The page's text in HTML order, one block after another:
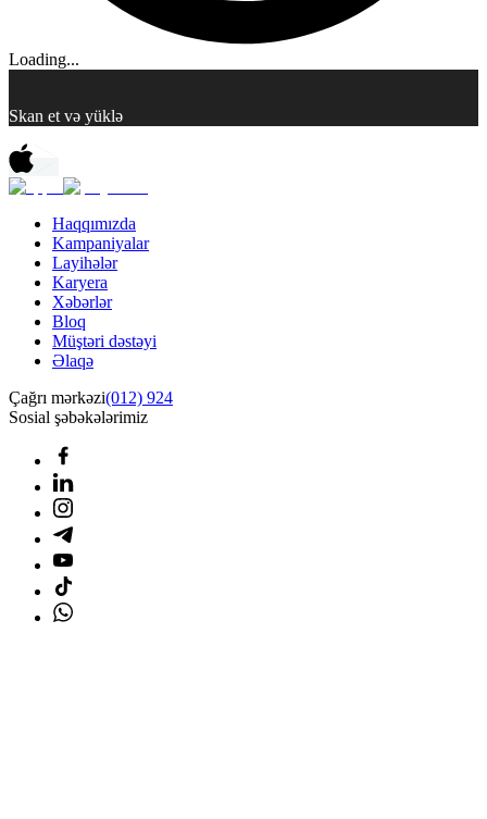
Loading...
Skan et və yüklə
Haqqımızda
Kampaniyalar
Layihələr
Karyera
Xəbərlər
Bloq
Müştəri dəstəyi
Əlaqə
Çağrı mərkəzi(012) 924
Sosial şəbəkələrimiz